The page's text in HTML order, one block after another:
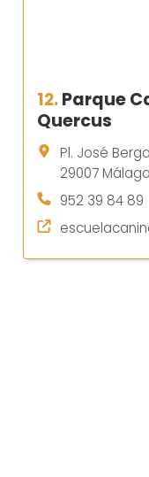
12.Parque
Quercus
Pl. José
29007 Málaga
952 39 84 89